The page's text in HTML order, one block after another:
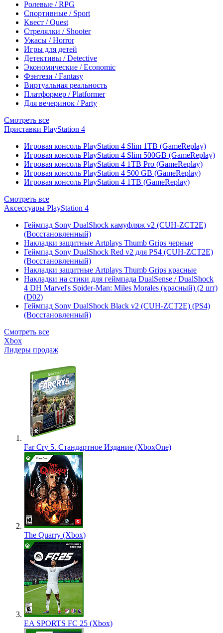
Ролевые / RPG
Спортивные / Sport
Квест / Quest
Стрелялки / Shooter
Ужасы / Horror
Игры для детей
Детективы / Detective
Экономические / Economic
Фэнтези / Fantasy
Виртуальная реальность
Платформер / Platformer
Для вечеринок / Party
Смотреть все
Приставки PlayStation 4
Игровая консоль PlayStation 4 Slim 1TB (GameReplay)
Игровая консоль PlayStation 4 Slim 500GB (GameReplay)
Игровая консоль PlayStation 4 1TB Pro (GameReplay)
Игровая консоль PlayStation 4 500 GB (GameReplay)
Игровая консоль PlayStation 4 1TB (GameReplay)
Смотреть все
Аксессуары PlayStation 4
Геймпад Sony DualShock камуфляж v2 (CUH-ZCT2E)
(Восстановленный)
Накладки защитные Artplays Thumb Grips черные
Геймпад Sony DualShock Red v2 для PS4 (CUH-ZCT2E)
(Восстановленный)
Накладки защитные Artplays Thumb Grips красные
Накладки на стики для геймпада DualSense / DualShock
4 DH Marvel's Spider-Man: Miles Morales (красный) (2 шт)
(D02)
Геймпад Sony DualShock Black v2 (CUH-ZCT2E) (PS4)
(Восстановленный)
Смотреть все
Xbox
Лидеры продаж
Far Cry 5. Стандартное Издание (XboxOne)
The Quarry (Xbox)
EA SPORTS FC 25 (Xbox)